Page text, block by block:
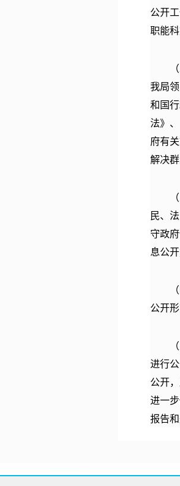
公开
职能
我局
和国
法》
府有
解决
民、
守政
息公
公开
进行
公开
进一
报告
广大